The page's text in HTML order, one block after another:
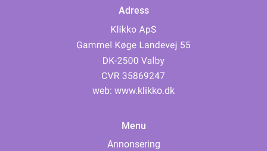
Adress
web: www.klikko.dk
Menu
Annonsering